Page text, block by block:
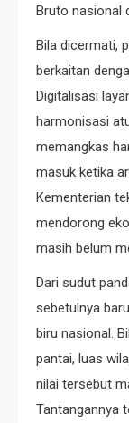
Bruto nasional
Bila dicermati,
berkaitan
Digitalisasi
harmonisasi
memangkas
masuk ketika
Kementerian
mendorong
masih belum
Dari sudut
sebetulnya
biru nasional.
pantai, luas
nilai tersebut
Tantangannya